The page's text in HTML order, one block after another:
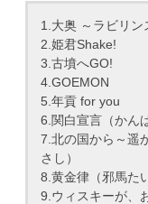
1.大奥 ～ラビリン
2.姫君Shake!
3.古墳へGO!
4.GOEMON
5.年貢 for you
6.関白宣言（かん
7.北の国から～遥
さし）
8.黄金律（邪馬た
9.ウィスキーが、